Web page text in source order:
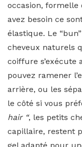
occasion, formelle
avez besoin ce
élastique. Le
cheveux naturels
coiffure s’exécute
pouvez ramener
arrière, ou les
le côté si vous
hair “, les petits
capillaire, restent